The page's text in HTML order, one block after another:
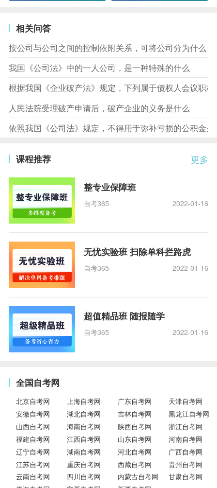
相关问答
按公司与公司之间的控制依附关系，可将公司分为什么
我国《公司法》中的一人公司，是一种特殊的什么
根据我国《企业破产法》规定，下列属于债权人会议职
人民法院受理破产申请后，破产企业的义务是什么
依照我国《公司法》规定，不得用于弥补亏损的公积金是
更多
课程推荐
整专业保障班
自考365 2022-01-16
无忧实验班 扫除单科拦路虎
自考365 2022-01-16
超值精品班 随报随学
自考365 2022-01-16
全国自考网
北京自考网 上海自考网 广东自考网
天津自考网
安徽自考网
湖北自考网 吉林自考网
黑龙江自考网
山西自考网
海南自考网 陕西自考网
浙江自考网
福建自考网
江西自考网 山东自考网
河南自考网
辽宁自考网
湖南自考网 河北自考网
广西自考网
江苏自考网
重庆自考网 西藏自考网
贵州自考网
云南自考网
四川自考网 内蒙古自考网
甘肃自考网